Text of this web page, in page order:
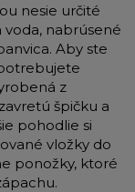
nesie určité
voda, nabrúsené
Aby ste
z
špičku a
pohodlie si
vložky do
ponožky, ktoré